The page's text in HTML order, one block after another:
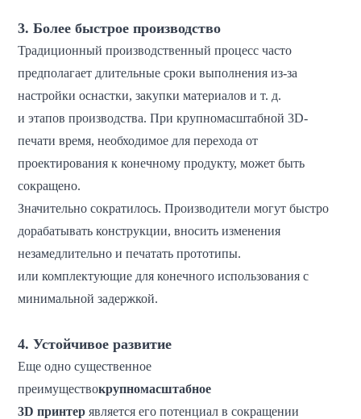
3. Более быстрое производство
Традиционный производственный процесс часто
предполагает длительные сроки выполнения из-за
настройки оснастки, закупки материалов и т. д.
и этапов производства. При крупномасштабной 3D-
печати время, необходимое для перехода от
проектирования к конечному продукту, может быть
сокращено.
Значительно сократилось. Производители могут быстро
дорабатывать конструкции, вносить изменения
незамедлительно и печатать прототипы.
или комплектующие для конечного использования с
минимальной задержкой.
4. Устойчивое развитие
Еще одно существенное
преимуществокрупномасштабное
3Dпринтерявляется его потенциал в сокращении